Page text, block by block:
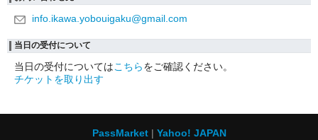
info.ikawa.yobouigaku@gmail.com
当日の受付について
当日の受付についてはこちらをご確認ください。
チケットを取り出す
PassMarket Yahoo! JAPAN